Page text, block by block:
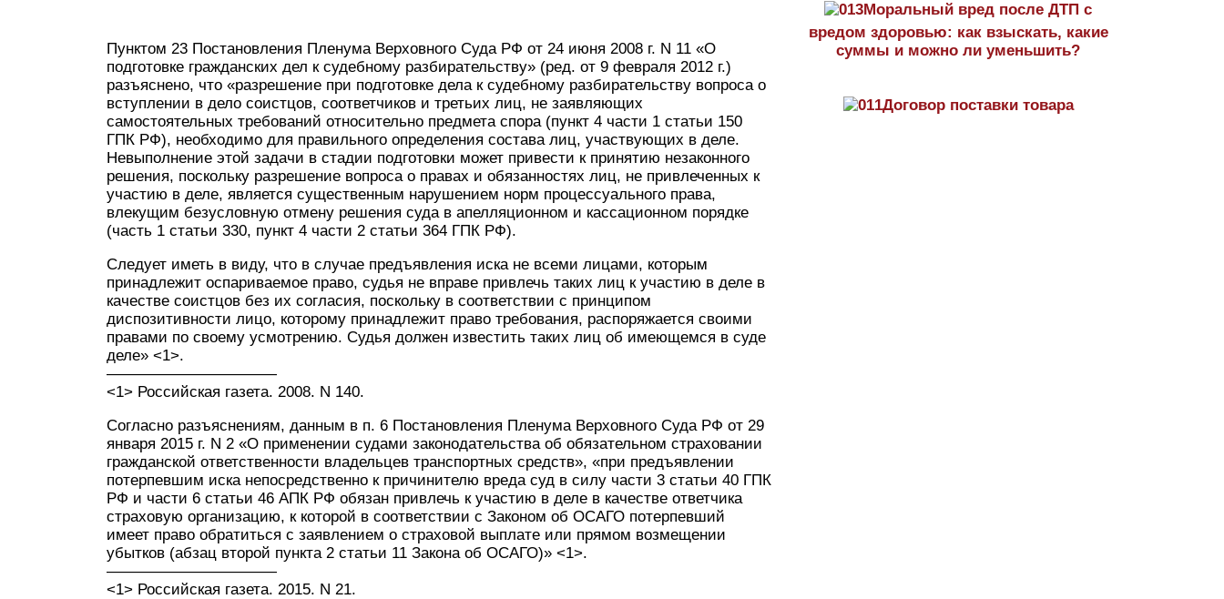
Пунктом 23 Постановления Пленума Верховного Суда РФ от 24 июня 2008 г. N 11 «О
подготовке гражданских дел к судебному разбирательству» (ред. от 9 февраля 2012 г.)
разъяснено, что «разрешение при подготовке дела к судебному разбирательству вопроса о
вступлении в дело соистцов, соответчиков и третьих лиц, не заявляющих
самостоятельных требований относительно предмета спора (пункт 4 части 1 статьи 150
ГПК РФ), необходимо для правильного определения состава лиц, участвующих в деле.
Невыполнение этой задачи в стадии подготовки может привести к принятию незаконного
решения, поскольку разрешение вопроса о правах и обязанностях лиц, не привлеченных к
участию в деле, является существенным нарушением норм процессуального права,
влекущим безусловную отмену решения суда в апелляционном и кассационном порядке
(часть 1 статьи 330, пункт 4 части 2 статьи 364 ГПК РФ).
Следует иметь в виду, что в случае предъявления иска не всеми лицами, которым
принадлежит оспариваемое право, судья не вправе привлечь таких лиц к участию в деле в
качестве соистцов без их согласия, поскольку в соответствии с принципом
диспозитивности лицо, которому принадлежит право требования, распоряжается своими
правами по своему усмотрению. Судья должен известить таких лиц об имеющемся в суде
деле» <1>.
———————————
<1> Российская газета. 2008. N 140.
Согласно разъяснениям, данным в п. 6 Постановления Пленума Верховного Суда РФ от 29
января 2015 г. N 2 «О применении судами законодательства об обязательном страховании
гражданской ответственности владельцев транспортных средств», «при предъявлении
потерпевшим иска непосредственно к причинителю вреда суд в силу части 3 статьи 40 ГПК
РФ и части 6 статьи 46 АПК РФ обязан привлечь к участию в деле в качестве ответчика
страховую организацию, к которой в соответствии с Законом об ОСАГО потерпевший
имеет право обратиться с заявлением о страховой выплате или прямом возмещении
убытков (абзац второй пункта 2 статьи 11 Закона об ОСАГО)» <1>.
———————————
<1> Российская газета. 2015. N 21.
Моральный вред после ДТП с
вредом здоровью: как взыскать, какие
суммы и можно ли уменьшить?
Договор поставки товара